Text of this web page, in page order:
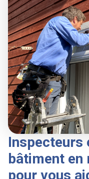
Inspecteurs
bâtiment
pour vous